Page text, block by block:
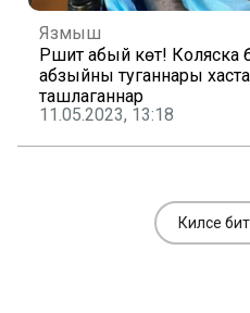
Язмыш
Рәшит абый көтә! Коляска
абзыйны туганнары
ташлаганнар
11.05.2023, 13:18
Киләсе